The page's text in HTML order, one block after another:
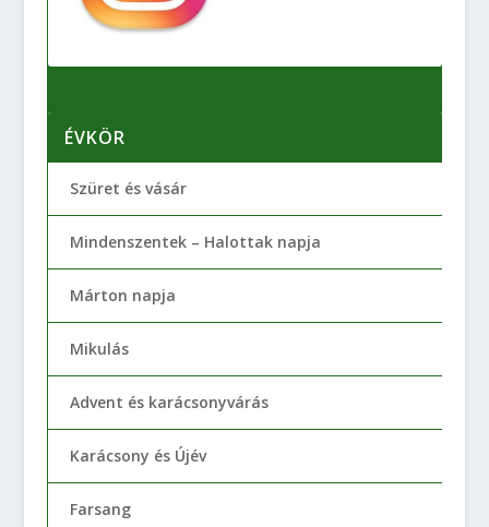
ÉVKÖR
Szüret és vásár
Mindenszentek – Halottak napja
Márton napja
Mikulás
Advent és karácsonyvárás
Karácsony és Újév
Farsang